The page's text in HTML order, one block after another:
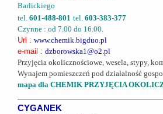
Barlickiego
tel. 601-488-801 tel. 603-383-377
Czynne : od 7.00 do 16.00.
Url : www.chemik.bigduo.pl
e-mail : dzborowska1@o2.pl
Przyjęcia okolicznościowe, wesela, stypy,
Wynajem pomieszczeń pod działalność
mapa dla CHEMIK PRZYJĘCIA
CYGANEK